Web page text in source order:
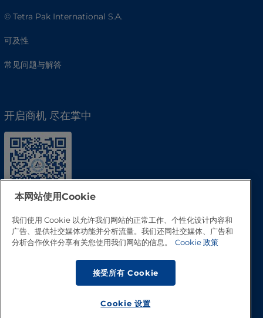
© Tetra Pak International S.A.
可及性
常见问题与解答
开启商机 尽在掌中
本网站使用Cookie
我们使用 Cookie 以允许我们网站的正常工作、个性化设计内容和
广告、提供社交媒体功能并分析流量。我们还同社交媒体、广告和
分析合作伙伴分享有关您使用我们网站的信息。
Cookie 政策
接受所有 Cookie
Cookie 设置